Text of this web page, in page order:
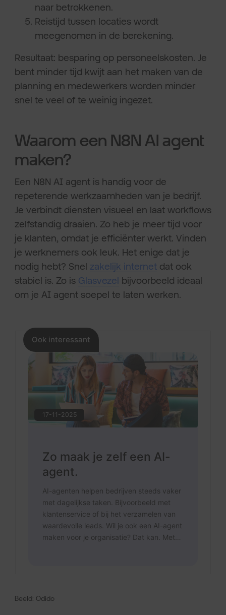
naar betrokkenen.
Reistijd tussen locaties wordt
meegenomen in de berekening.
Resultaat: besparing op personeelskosten. Je
bent minder tijd kwijt aan het maken van de
planning en medewerkers worden minder
snel te veel of te weinig ingezet.
Waarom een N8N AI agent
maken?
Een N8N AI agent is handig voor de
repeterende werkzaamheden van je bedrijf.
Je verbindt diensten visueel en laat workflows
zelfstandig draaien. Zo heb je meer tijd voor
je klanten, omdat je efficiënter werkt. Vinden
je werknemers ook leuk. Het enige dat je
nodig hebt? Snel zakelijk internetdat ook
stabiel is. Zo is Glasvezel bijvoorbeeld ideaal
om je AI agent soepel te laten werken.
Beeld: Odido